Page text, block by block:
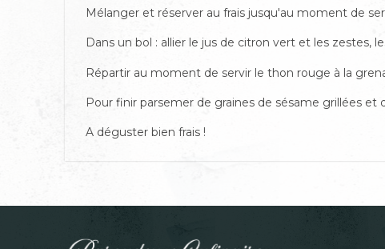
Mélanger et réserver au frais jusqu'au moment de
Dans un bol : allier le jus de citron vert et les zestes,
Répartir au moment de servir le thon rouge à la
Pour finir parsemer de graines de sésame grillées et
A déguster bien frais !